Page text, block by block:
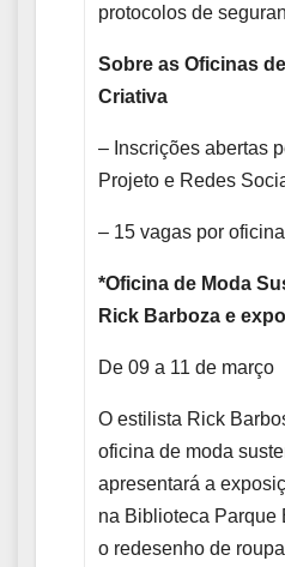
protocolos de
Sobre as Oficinas
Criativa
– Inscrições abertas
Projeto e Redes
– 15 vagas por oficina
*Oficina de Moda
Rick Barboza e
De 09 a 11 de março
O estilista Rick
oficina de moda
apresentará a
na Biblioteca Parque
o redesenho de